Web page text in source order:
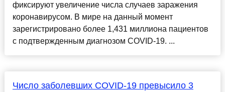
фиксируют увеличение числа случаев заражения
коронавирусом. В мире на данный момент
зарегистрировано более 1,431 миллиона пациентов
с подтвержденным диагнозом COVID-19. ...
Число заболевших COVID-19 превысило 3